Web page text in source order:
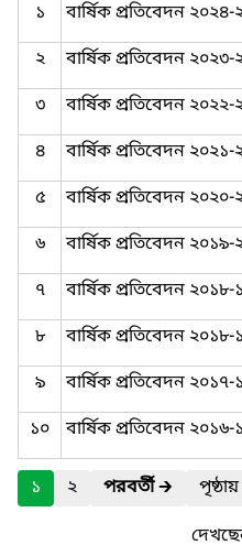
১
বার্ষিক প্রতিবেদন ২০২৪-
২
বার্ষিক প্রতিবেদন ২০২৩-
৩
বার্ষিক প্রতিবেদন ২০২২-
৪
বার্ষিক প্রতিবেদন
৫
বার্ষিক প্রতিবেদন
৬
বার্ষিক প্রতিবেদন ২০১৯-
৭
বার্ষিক প্রতিবেদন
৮
বার্ষিক প্রতিবেদন ২০১৮-
৯
বার্ষিক প্রতিবেদন ২০১৭-
১০
বার্ষিক প্রতিবেদন ২০১৬-
১ ২ পরবর্তী🡲